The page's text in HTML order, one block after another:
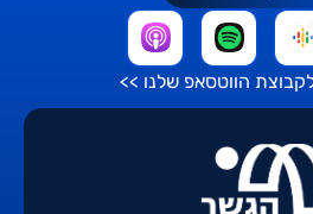
הווטסאפ שלנו >>